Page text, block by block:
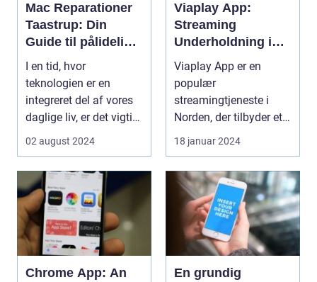
Mac Reparationer
Taastrup: Din
Guide til pålidelig
Service og Support
I en tid, hvor
teknologien er en
integreret del af vores
daglige liv, er det vigtigt
at sikre, at vo...
02 august 2024
Viaplay App:
Streaming
Underholdning i
din Håndflade
Viaplay App er en
populær
streamingtjeneste i
Norden, der tilbyder et
bredt udvalg af film,
18 januar 2024
Chrome App: An
En grundig